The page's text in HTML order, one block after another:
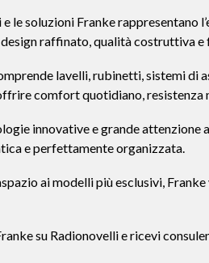
le soluzioni Franke rappresentano
raffinato, qualità costruttiva e
lavelli, rubinetti, sistemi
comfort quotidiano, resistenza
innovative e grande
e perfettamente organizzata.
ai modelli più esclusivi,
su Radionovelli e ricevi